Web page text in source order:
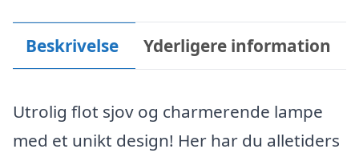
Beskrivelse Yderligere information
Utrolig flot sjov og charmerende lampe
med et unikt design! Her har du alletiders